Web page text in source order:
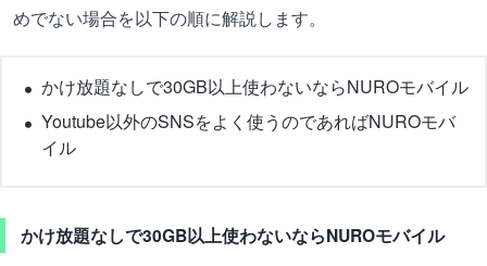
めでない場合を以下の順に解説します。
かけ放題なしで30GB以上使わないならNUROモバイル
Youtube以外のSNSをよく使うのであればNUROモバ
イル
かけ放題なしで30GB以上使わないならNUROモバイル